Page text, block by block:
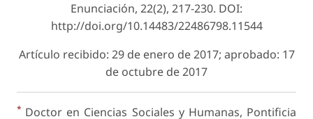
Enunciación, 22(2), 217-230. DOI:
http://doi.org/10.14483/22486798.11544
Artículo recibido: 29 de enero de 2017; aprobado: 17
de octubre de 2017
* Doctor en Ciencias Sociales y Humanas, Pontificia